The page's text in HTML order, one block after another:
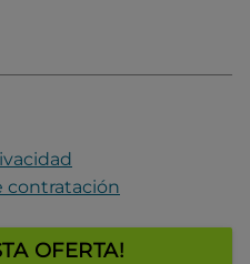
contratación
OFERTA!